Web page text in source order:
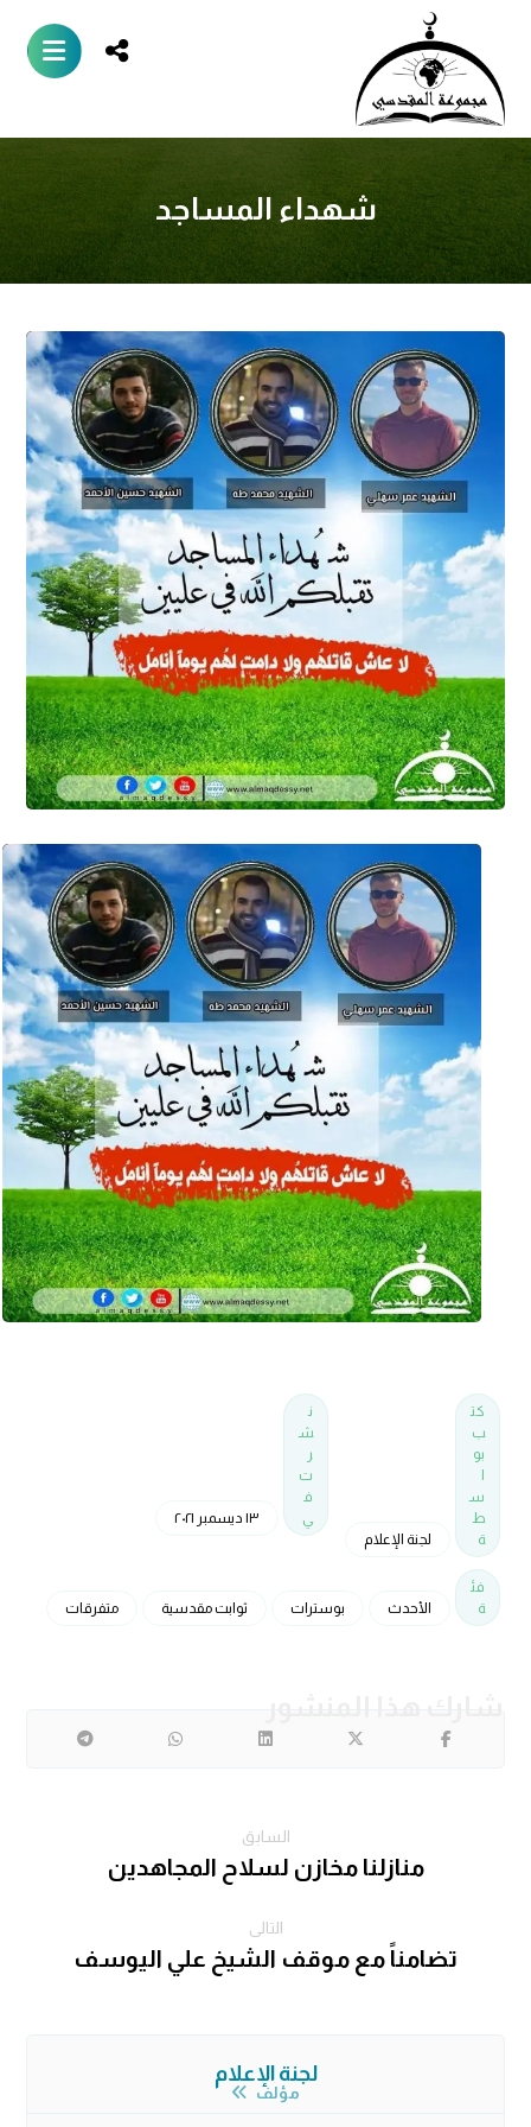
شهداء المساجد
كت
ب
بو
س
ط
ة
لجنة الإعلام
ن
ش
ر
ت
ف
ي
١٣ ديسمبر ٢٠٢١
فئ
ة
الأحدث بوسترات ثوابت مقدسية متفرقات
السابق
منازلنا مخازن لسلاح المجاهدين
التالى
تضامناً مع موقف الشيخ علي اليوسف
لجنة الإعلام
مؤلف